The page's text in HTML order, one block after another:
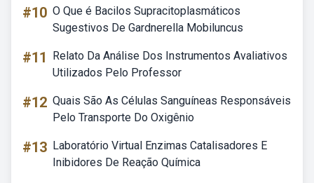
#10 O Que é Bacilos Supracitoplasmáticos
Sugestivos De Gardnerella Mobiluncus
#11
Relato Da Análise Dos Instrumentos Avaliativos
Utilizados Pelo Professor
#12 Quais São As Células Sanguíneas Responsáveis
Pelo Transporte Do Oxigênio
#13 Laboratório Virtual Enzimas Catalisadores E
Inibidores De Reação Química